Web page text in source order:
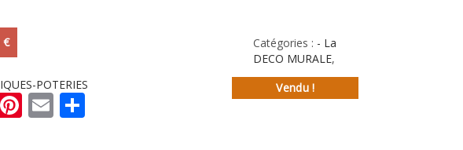
€
Vendu !
Catégories : - La
DECO MURALE,
POTERIES
Pinterest
Email